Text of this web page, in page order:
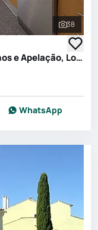
Ver
38
Apartamento T3 em Camarate, Unhos e Apelação, Loures
WhatsApp